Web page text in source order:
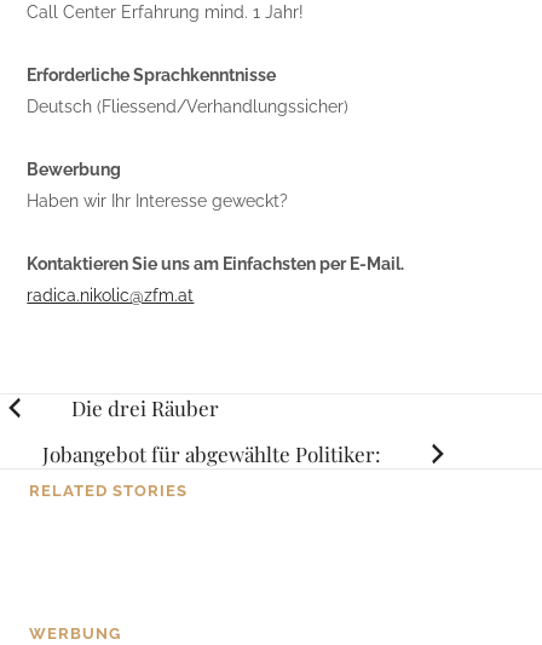
Call Center Erfahrung mind. 1 Jahr!
Erforderliche Sprachkenntnisse
Deutsch (Fliessend/Verhandlungssicher)
Bewerbung
Haben wir Ihr Interesse geweckt?
Kontaktieren Sie uns am Einfachsten per E-Mail.
radica.nikolic@zfm.at
Posts
navigation
Die drei Räuber
Jobangebot für abgewählte Politiker:
RELATED STORIES
HOME
WERBUNG